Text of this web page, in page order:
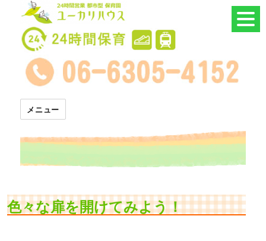
24時間託児所 ユーカリハウス
メニュー
色々な扉を開けてみよう！